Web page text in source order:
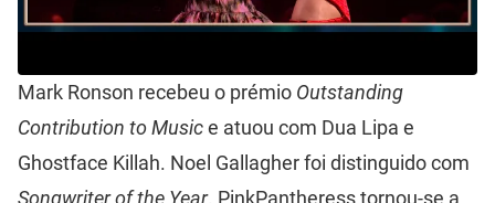
Mark Ronson recebeu o prémio Outstanding
Contribution to Musice atuou com Dua Lipa e
Ghostface Killah. Noel Gallagher foi distinguido com
Songwriter of the Year. PinkPantheress tornou-se a